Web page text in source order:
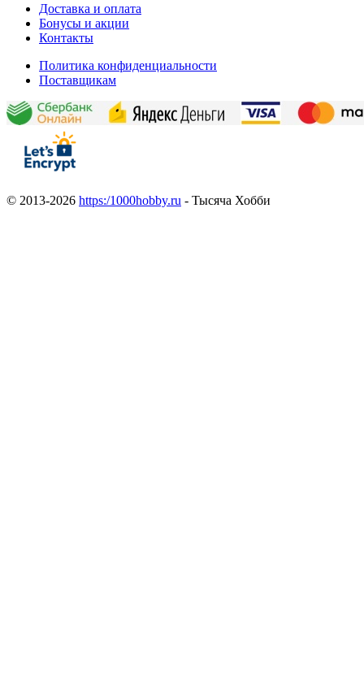
Доставка и оплата
Бонусы и акции
Контакты
Политика конфиденциальности
Поставщикам
© 2013-2026 https:/1000hobby.ru - Тысяча Хобби